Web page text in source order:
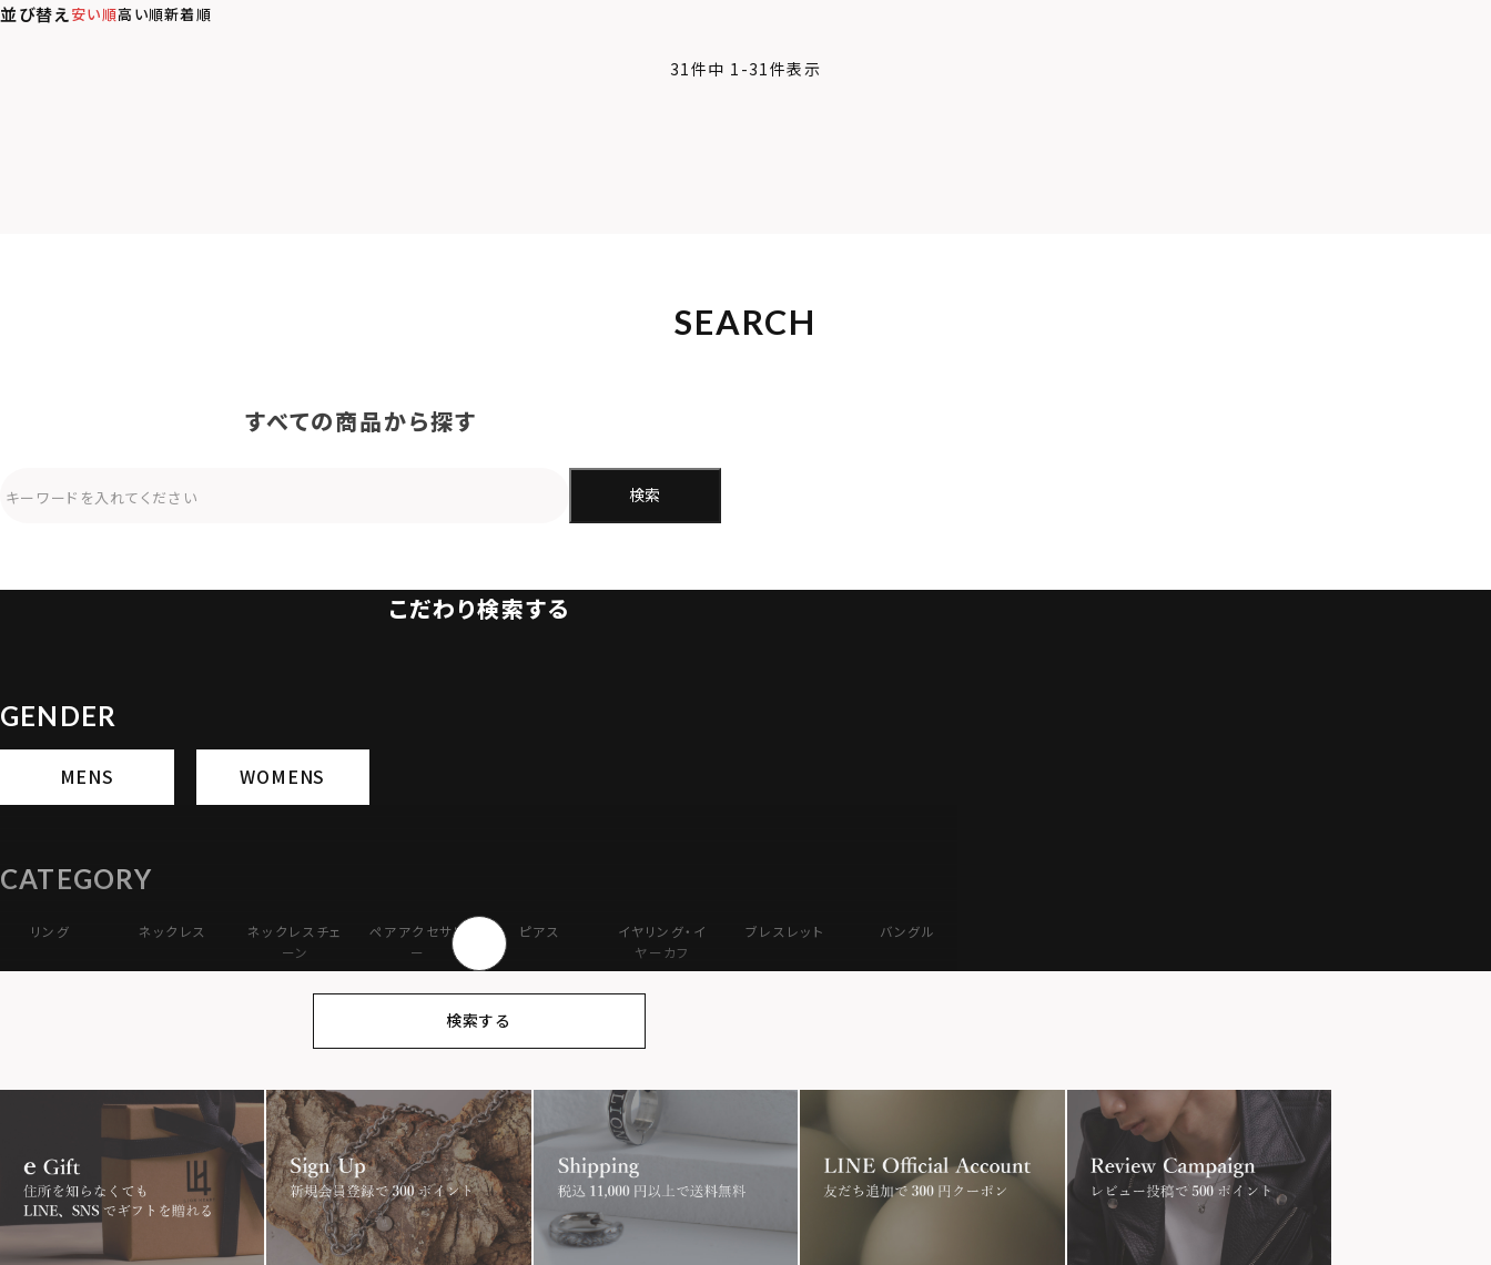
並び替え安い順高い順新着順
31件中 1 -31件表示
SEARCH
すべての商品から探す
検索
こだわり検索する
GENDER
MENS WOMENS
CATEGORY
リング ネックレス
ネックレスチェ
ーン
ペアアクセサリ
ー
ピアス
イヤリング・イ
ヤーカフ
ブレスレット バングル
ダブルリング プレート ライオン ロゴ
アニマル クラウン クロス
検索する